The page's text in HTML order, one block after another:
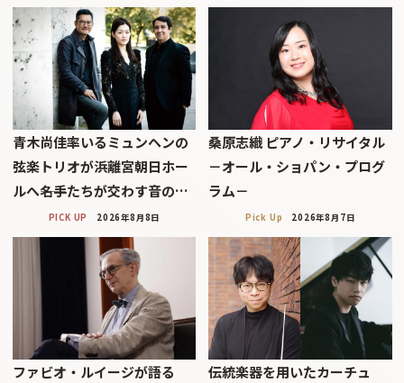
青木尚佳率いるミュンヘンの
弦楽トリオが浜離宮朝日ホー
ルへ――名手たちが交わす音の…
PICK UP 2026年8月8日
桑原志織 ピアノ・リサイタル
－オール・ショパン・プログ
ラム－
Pick Up 2026年8月7日
ファビオ・ルイージが語る
伝統楽器を用いたカーチュ